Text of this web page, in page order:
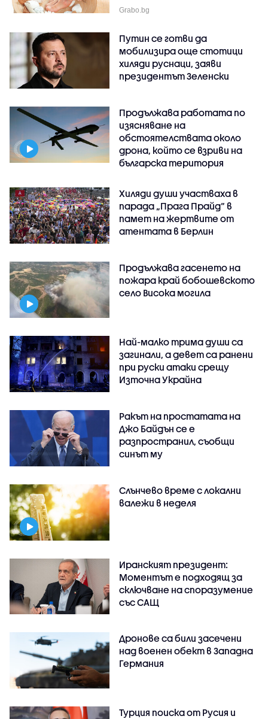
Grabo.bg
Путин се готви да
мобилизира още стотици
хиляди руснаци, заяви
президентът Зеленски
Продължава работата по
изясняване на
обстоятелствата около
дрона, който се взриви на
българска територия
Хиляди души участваха в
парада „Прага Прайд“ в
памет на жертвите от
атентата в Берлин
Продължава гасенето на
пожара край бобошевското
село Висока могила
Най-малко трима души са
загинали, а девет са ранени
при руски атаки срещу
Източна Украйна
Ракът на простатата на
Джо Байдън се е
разпространил, съобщи
синът му
Слънчево време с локални
валежи в неделя
Иранският президент:
Моментът е подходящ за
сключване на споразумение
със САЩ
Дронове са били засечени
над военен обект в Западна
Германия
Турция поиска от Русия и